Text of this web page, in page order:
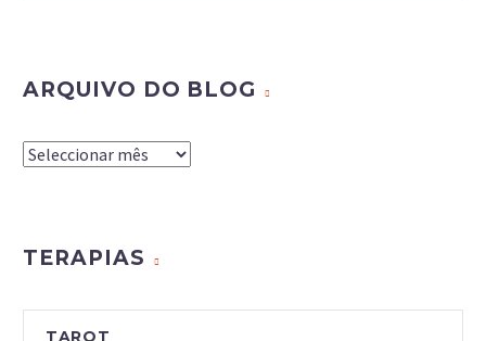
ARQUIVO DO BLOG
Arquivo
TERAPIAS
TAROT